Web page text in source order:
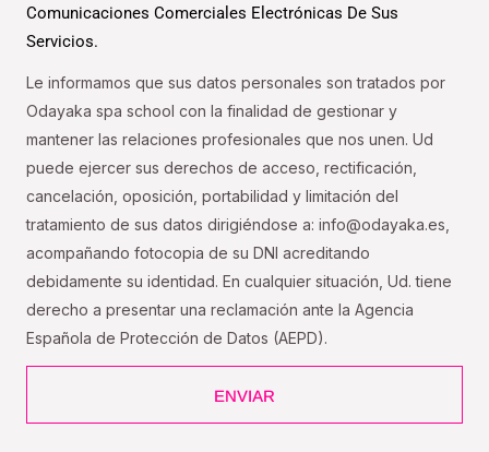
Comunicaciones Comerciales Electrónicas De Sus
Servicios.
Le informamos que sus datos personales son tratados por
Odayaka spa school con la finalidad de gestionar y
mantener las relaciones profesionales que nos unen. Ud
puede ejercer sus derechos de acceso, rectificación,
cancelación, oposición, portabilidad y limitación del
tratamiento de sus datos dirigiéndose a: info@odayaka.es,
acompañando fotocopia de su DNI acreditando
debidamente su identidad. En cualquier situación, Ud. tiene
derecho a presentar una reclamación ante la Agencia
Española de Protección de Datos (AEPD).
ENVIAR